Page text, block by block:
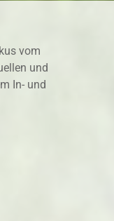
vom
und
In- und